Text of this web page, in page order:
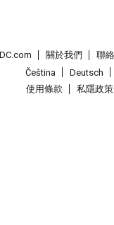
關於我們 聯
Čeština
Deutsch
使用條款
私隱政